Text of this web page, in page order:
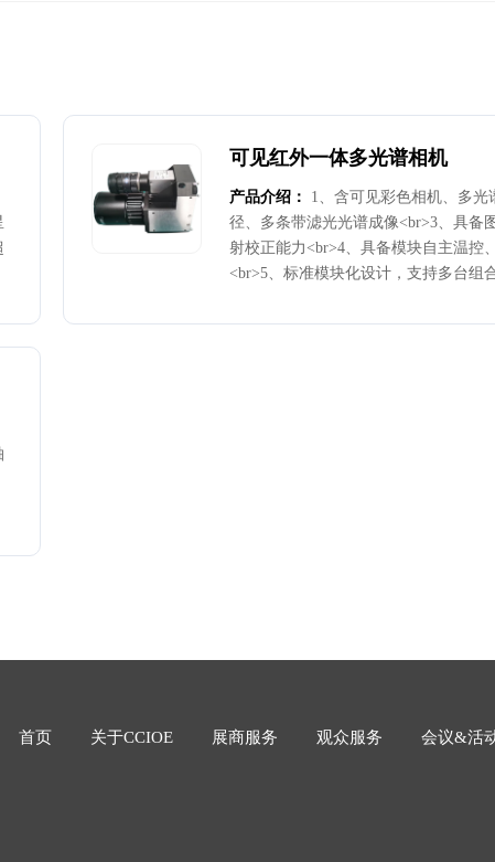
可见红外一体多光谱相机
产品介绍：
1、含可见彩色相机、多光
径、多条带滤光光谱成像<br>3、具备
射校正能力<br>4、具备模块自主温控
<br>5、标准模块化设计，支持多台组
首页 关于CCIOE 展商服务 观众服务 会议&活